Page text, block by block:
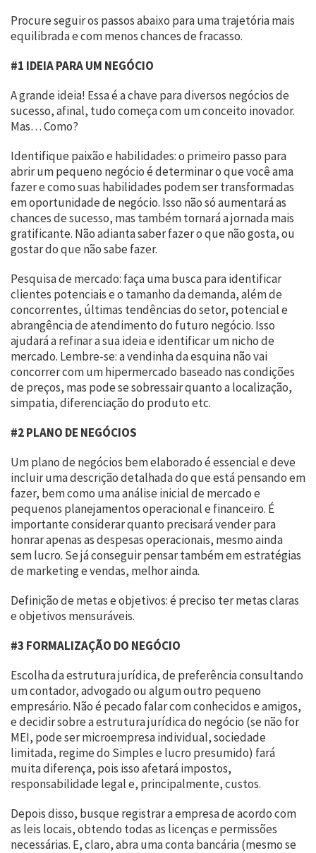
Procure seguir os passos abaixo para uma trajetória mais
equilibrada e com menos chances de fracasso.
#1 IDEIA PARA UM NEGÓCIO
A grande ideia! Essa é a chave para diversos negócios de
sucesso, afinal, tudo começa com um conceito inovador.
Mas… Como?
Identifique paixão e habilidades: o primeiro passo para
abrir um pequeno negócio é determinar o que você ama
fazer e como suas habilidades podem ser transformadas
em oportunidade de negócio. Isso não só aumentará as
chances de sucesso, mas também tornará a jornada mais
gratificante. Não adianta saber fazer o que não gosta, ou
gostar do que não sabe fazer.
Pesquisa de mercado: faça uma busca para identificar
clientes potenciais e o tamanho da demanda, além de
concorrentes, últimas tendências do setor, potencial e
abrangência de atendimento do futuro negócio. Isso
ajudará a refinar a sua ideia e identificar um nicho de
mercado. Lembre-se: a vendinha da esquina não vai
concorrer com um hipermercado baseado nas condições
de preços, mas pode se sobressair quanto a localização,
simpatia, diferenciação do produto etc.
#2 PLANO DE NEGÓCIOS
Um plano de negócios bem elaborado é essencial e deve
incluir uma descrição detalhada do que está pensando em
fazer, bem como uma análise inicial de mercado e
pequenos planejamentos operacional e financeiro. É
importante considerar quanto precisará vender para
honrar apenas as despesas operacionais, mesmo ainda
sem lucro. Se já conseguir pensar também em estratégias
de marketing e vendas, melhor ainda.
Definição de metas e objetivos: é preciso ter metas claras
e objetivos mensuráveis.
#3 FORMALIZAÇÃO DO NEGÓCIO
Escolha da estrutura jurídica, de preferência consultando
um contador, advogado ou algum outro pequeno
empresário. Não é pecado falar com conhecidos e amigos,
e decidir sobre a estrutura jurídica do negócio (se não for
MEI, pode ser microempresa individual, sociedade
limitada, regime do Simples e lucro presumido) fará
muita diferença, pois isso afetará impostos,
responsabilidade legal e, principalmente, custos.
Depois disso, busque registrar a empresa de acordo com
as leis locais, obtendo todas as licenças e permissões
necessárias. E, claro, abra uma conta bancária (mesmo se